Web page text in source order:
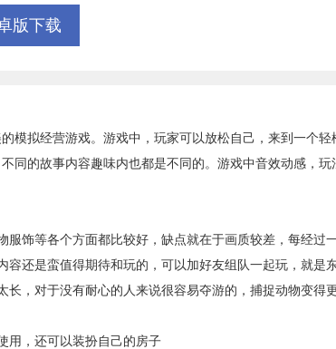
版下载
拟经营游戏。游戏中，玩家可以放松自己，来到一个轻
同的故事内容趣味内也都是不同的。游戏中音效动感，
饰等各个方面都比较好，缺点就在于画质较差，每经过
还是蛮值得期待和玩的，可以加好友组队一起玩，就是
，对于没有耐心的人来说很容易夺游的，捕捉动物变得
，还可以装扮自己的房子